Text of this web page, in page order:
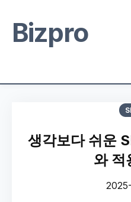
Bizpro
생각보다 쉬운
와 적